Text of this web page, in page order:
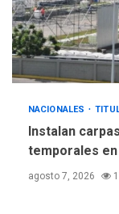
NACIONALES
Instalan
temporales
agosto 7, 2026